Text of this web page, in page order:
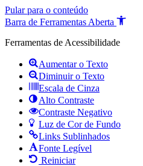
Pular para o conteúdo
Barra de Ferramentas Aberta
Ferramentas de Acessibilidade
Aumentar o Texto
Diminuir o Texto
Escala de Cinza
Alto Contraste
Contraste Negativo
Luz de Cor de Fundo
Links Sublinhados
Fonte Legível
Reiniciar